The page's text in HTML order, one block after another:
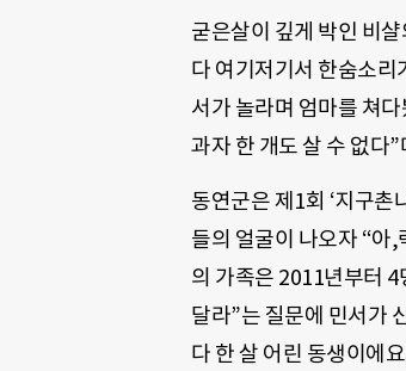
굳은살이 깊게 박인 비
다 여기저기서 한숨소리
서가 놀라며 엄마를 쳐
과자 한 개도 살 수 없다
동연군은 제1회 ‘지구촌
들의 얼굴이 나오자 “아
의 가족은 2011년부터 4
달라”는 질문에 민서가
다 한 살 어린 동생이에